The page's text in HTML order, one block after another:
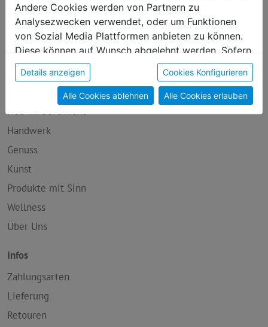
Martin-Boos-Straße 4
4210 Gallneukirchen
Produktkategorien
Neu im Sortiment
Handwerk
Genuss
Kunst
Produkte mit Sinn
Wellness
Über Uns
Infos
Zahlungsarten
Lieferung
Retouren
Andere Cookies werden von Partnern zu
Analysezwecken verwendet, oder um Funktionen
von Sozial Media Plattformen anbieten zu können.
Diese können auf Wunsch abgelehnt werden. Sofern
sie unsere Webseite weiter nutzen, geben Sie
Einwilligung zu unseren Cookies.
Details anzeigen Cookies Konfigurieren
Alle Cookies ablehnen Alle Cookies erlauben